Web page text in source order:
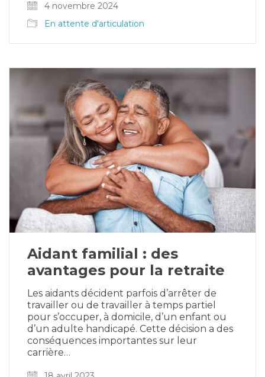
4 novembre 2024
En attente d'articulation
Aidant familial : des
avantages pour la retraite
Les aidants décident parfois d’arrêter de
travailler ou de travailler à temps partiel
pour s’occuper, à domicile, d’un enfant ou
d’un adulte handicapé. Cette décision a des
conséquences importantes sur leur
carrière…